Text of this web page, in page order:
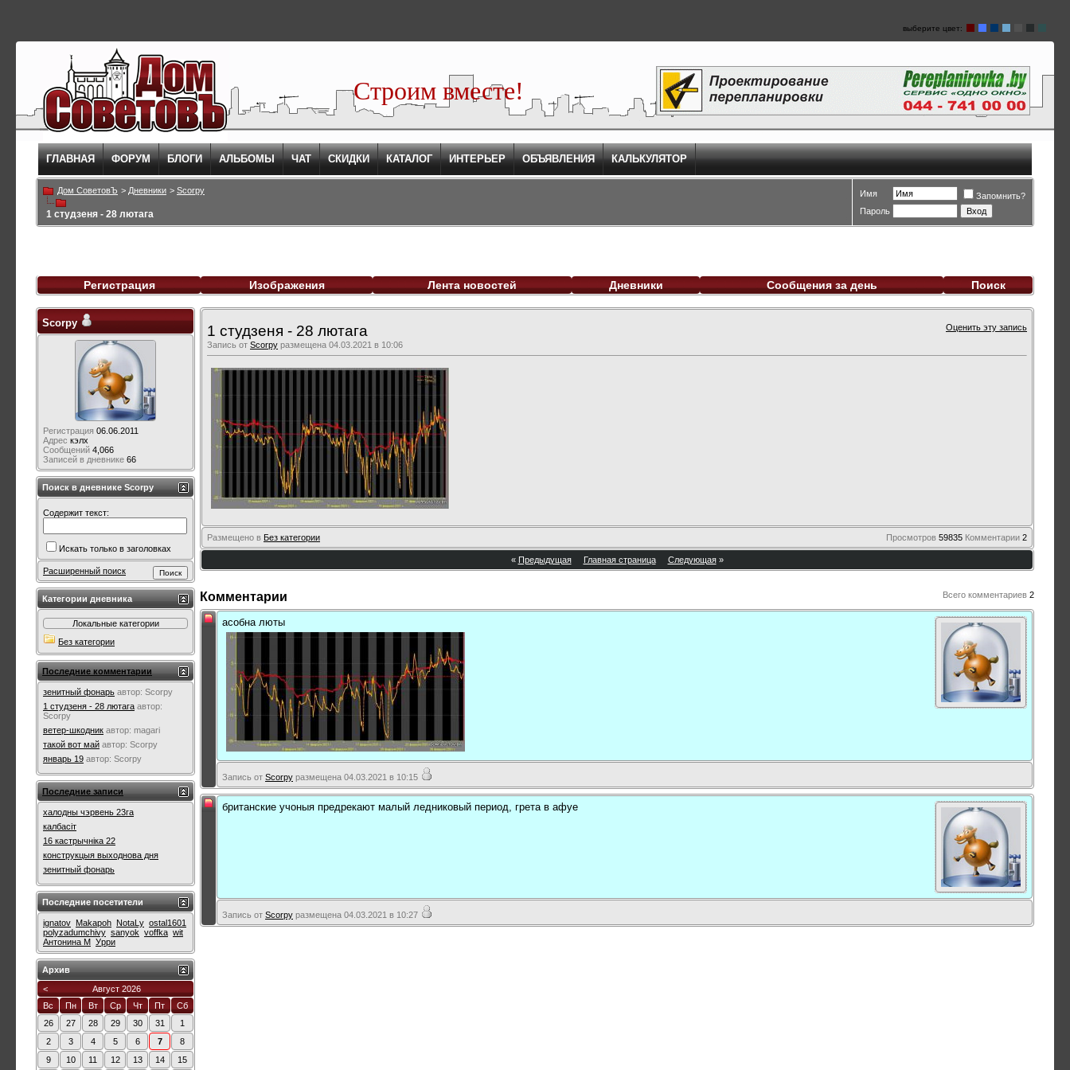
выберите цвет:
Строим вместе!
ГЛАВНАЯ ФОРУМ БЛОГИ АЛЬБОМЫ ЧАТ СКИДКИ КАТАЛОГ ИНТЕРЬЕР ОБЪЯВЛЕНИЯ КАЛЬКУЛЯТОР
Дом СоветовЪ > Дневники > Scorpy
1 студзеня - 28 лютага
Имя
Запомнить?
Пароль
Регистрация Изображения Лента новостей Дневники Сообщения за день Поиск
Оценить эту запись
1 студзеня - 28 лютага
Запись от Scorpy размещена 04.03.2021 в 10:06
Размещено в Без категории Просмотров 59835 Комментарии 2
« Предыдущая Главная страница Следующая»
Всего комментариев 2
Комментарии
асобна люты
Запись от Scorpy размещена 04.03.2021 в 10:15
британские учоныя предрекают малый ледниковый период, грета в афуе
Запись от Scorpy размещена 04.03.2021 в 10:27
Scorpy
Регистрация 06.06.2011
Адрес кэлх
Сообщений 4,066
Записей в дневнике 66
Поиск в дневнике Scorpy
Содержит текст:
Искать только в заголовках
Расширенный поиск
Категории дневника
Локальные категории
Без категории
Последние комментарии
зенитный фонарь автор: Scorpy
1 студзеня - 28 лютага автор:
Scorpy
ветер-шкодник автор: magari
такой вот май автор: Scorpy
январь 19 автор: Scorpy
Последние записи
халодны чэрвень 23га
калбасіт
16 кастрычніка 22
конструкцыя выходнова дня
зенитный фонарь
Последние посетители
ignatov Makapoh NotaLy ostal1601
polyzadumchivy sanyok voffka wit
Антонина М Урри
Архив
<
Август 2026
Вс
Пн Вт Ср Чт Пт
Сб
26
27 28 29 30 31
1
2
3 4 5 6 7
8
9
10 11 12 13 14 15